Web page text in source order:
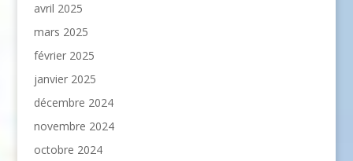
avril 2025
mars 2025
février 2025
janvier 2025
décembre 2024
novembre 2024
octobre 2024